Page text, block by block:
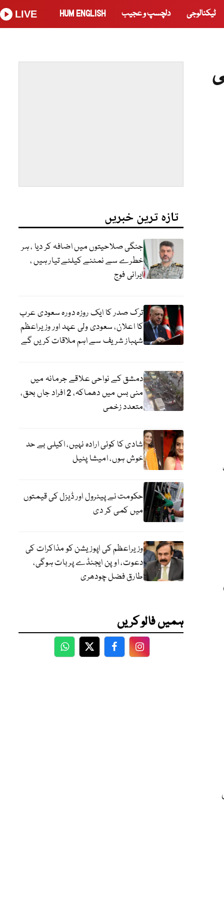
ٹیکنالوجی دلچسپ و عجیب HUM ENGLISH
LIVE
تازہ ترین خبریں
جنگی صلاحیتوں میں اضافہ کر دیا ، ہر
خطرے سے نمٹنے کیلئے تیار ہیں ،
ایرانی فوج
ترک صدر کا ایک روزہ دورہ سعودی عرب
کا اعلان، سعودی ولی عہد اور وزیراعظم
شہباز شریف سے اہم ملاقات کریں گے
دمشق کے نواحی علاقے جرمانہ میں
منی بس میں دھماکہ، 2 افراد جاں بحق،
متعدد زخمی
شادی کا کوئی ارادہ نہیں، اکیلی بے حد
خوش ہوں، امیشا پٹیل
حکومت نے پیٹرول اور ڈیزل کی قیمتوں
میں کمی کر دی
وزیراعظم کی اپوزیشن کو مذاکرات کی
دعوت، اوپن ایجنڈے پر بات ہوگی،
طارق فضل چودھری
ہمیں فالو کریں
WhatsApp
TwitterFacebookFacebook